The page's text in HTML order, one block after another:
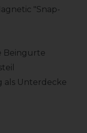
"Snap-
Beingurte
als Unterdecke